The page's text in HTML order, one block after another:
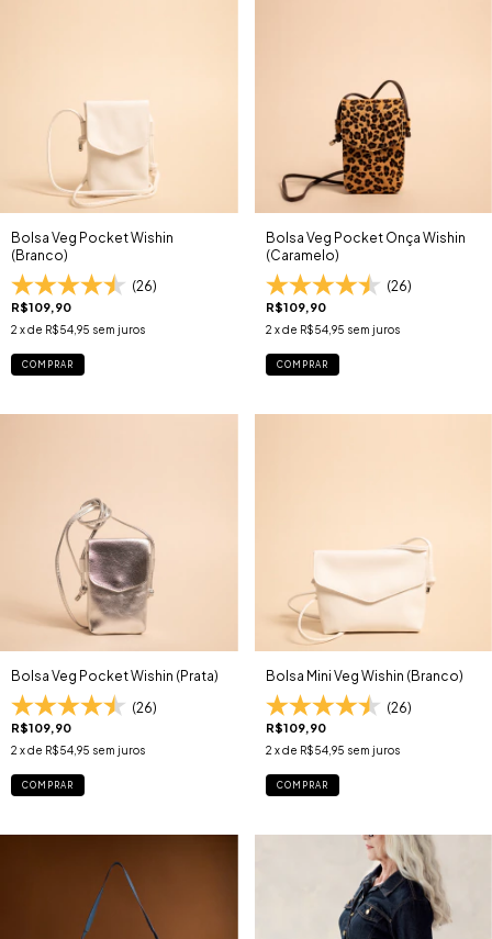
Bolsa Veg Pocket Wishin
(Branco)
(26)
R$109,90
2 x de R$54,95 sem juros
COMPRAR
Bolsa Veg Pocket Onça Wishin
(Caramelo)
(26)
R$109,90
2 x de R$54,95 sem juros
COMPRAR
Bolsa Veg Pocket Wishin (Prata)
(26)
R$109,90
2 x de R$54,95 sem juros
COMPRAR
Bolsa Mini Veg Wishin (Branco)
(26)
R$109,90
2 x de R$54,95 sem juros
COMPRAR